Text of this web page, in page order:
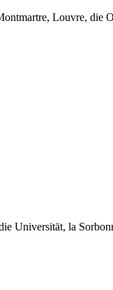
Louvre, die
Universität, la